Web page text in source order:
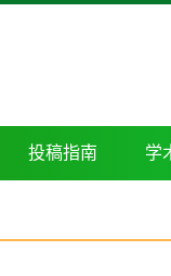
投稿指南 学